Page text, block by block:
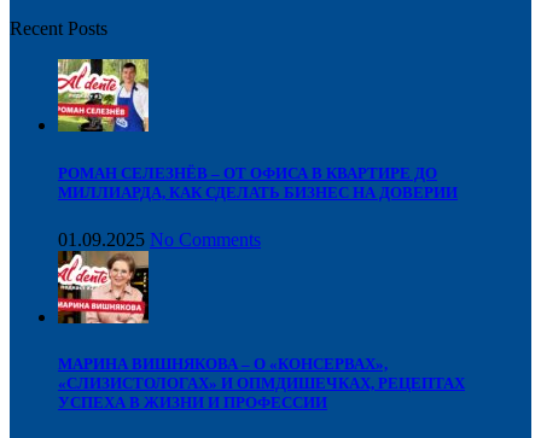
Recent Posts
РОМАН СЕЛЕЗНЁВ – ОТ ОФИСА В КВАРТИРЕ ДО
МИЛЛИАРДА, КАК СДЕЛАТЬ БИЗНЕС НА ДОВЕРИИ
01.09.2025 No Comments
МАРИНА ВИШНЯКОВА – О «КОНСЕРВАХ»,
«СЛИЗИСТОЛОГАХ» И ОПМДИШЕЧКАХ, РЕЦЕПТАХ
УСПЕХА В ЖИЗНИ И ПРОФЕССИИ